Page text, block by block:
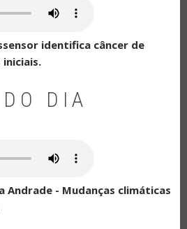
identifica câncer de
DIA
Andrade - Mudanças climáticas